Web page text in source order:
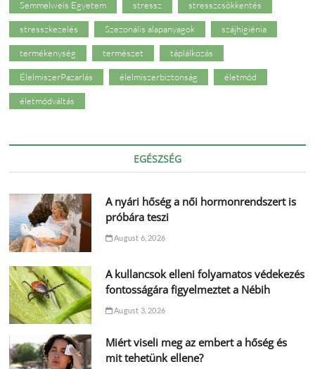
Semmelweis Egyetem stressz stresszcsökkentés
stresszkezelés Szezonális alapanyagok szájhigiénia
termékenység természet táplálkozás
ÉlelmiszerPazarlás élelmiszerbiztonság életmód
életmódváltás
EGÉSZSÉG
A nyári hőség a női hormonrendszert is
próbára teszi
August 6, 2026
A kullancsok elleni folyamatos védekezés
fontosságára figyelmeztet a Nébih
August 3, 2026
Miért viseli meg az embert a hőség és
mit tehetünk ellene?